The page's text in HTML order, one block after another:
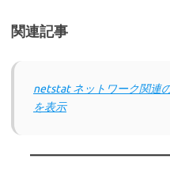
関連記事
netstat ネットワーク関連
を表示